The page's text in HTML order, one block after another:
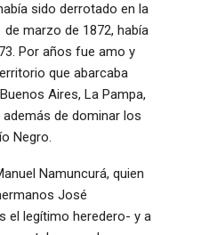
sido derrotado en la
marzo de 1872, había
Por años fue amo y
que abarcaba
Aires, La Pampa,
de dominar los
Negro.
Namuncurá, quien
José
el legítimo heredero- y a